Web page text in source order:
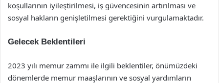
koşullarının iyileştirilmesi, iş güvencesinin artırılması ve
sosyal hakların genişletilmesi gerektiğini vurgulamaktadır.
Gelecek Beklentileri
2023 yılı memur zammı ile ilgili beklentiler, önümüzdeki
dönemlerde memur maaşlarının ve sosyal yardımların